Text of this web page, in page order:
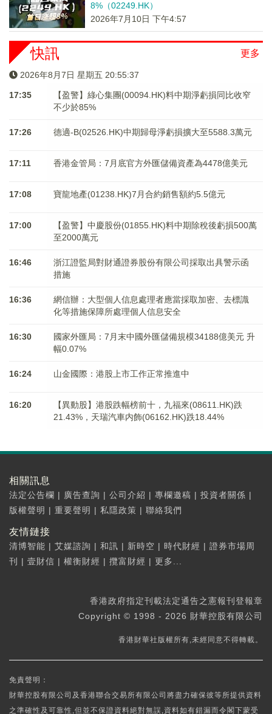
8%（02249.HK）
2026年7月10日 下午4:57
更多
快訊
2026年8月7日 星期五 20:55:37
17:35
【盈警】綠心集團(00094.HK)料中期淨虧損同比收窄
不少於85%
17:26 德適-B(02526.HK)中期歸母淨虧損擴大至5588.3萬元
17:11 香港金管局：7月底官方外匯儲備資產為4478億美元
17:08 寶龍地產(01238.HK)7月合約銷售額約5.5億元
17:00
【盈警】中慶股份(01855.HK)料中期除稅後虧損500萬
至2000萬元
16:46
浙江證監局對財通證券股份有限公司採取出具警示函
措施
16:36
網信辦：大型個人信息處理者應當採取加密、去標識
化等措施保障所處理個人信息安全
16:30
國家外匯局：7月末中國外匯儲備規模34188億美元 升
幅0.07%
16:24 山金國際：港股上市工作正常推進中
16:20
【異動股】港股跌幅榜前十，九福來(08611.HK)跌
21.43%，天瑞汽車内飾(06162.HK)跌18.44%
相關訊息
法定公告欄 | 廣告查詢 | 公司介紹 | 專欄邀稿 | 投資者關係 |
版權聲明 | 重要聲明 | 私隱政策 | 聯絡我們
友情鏈接
清博智能 | 艾媒諮詢 | 和訊 | 新時空 | 時代財經 | 證券市場周
刊
| 壹財信 | 權衡財經 | 攬富財經 | 更多...
香港政府指定刊載法定通告之憲報刊登報章
Copyright © 1998 - 2026 財華控股有限公司
香港財華社版權所有,未經同意不得轉載。
免責聲明：
財華控股有限公司及香港聯合交易所有限公司將盡力確保彼等所提供資料
之準確性及可靠性,但並不保證資料絕對無誤,資料如有錯漏而令閣下蒙受